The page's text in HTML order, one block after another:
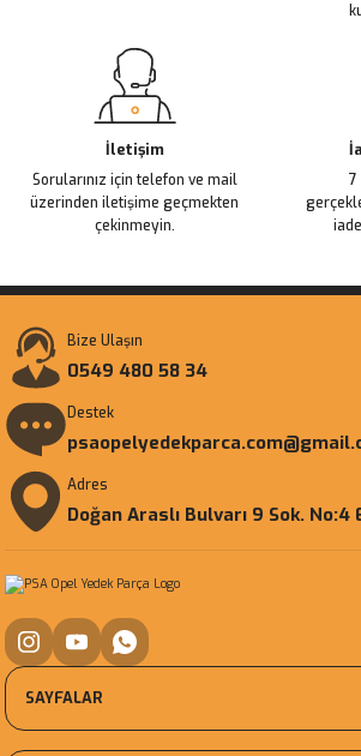
İletişim
Sorularınız için telefon ve mail
üzerinden iletişime geçmekten
çekinmeyin.
7
Bize Ulaşın
0549 480 58 34
Destek
Adres
Doğan Araslı Bulvarı 9 Sok.
SAYFALAR